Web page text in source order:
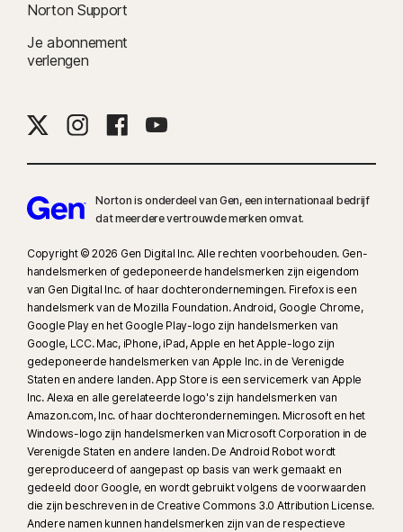
Norton Support
Je abonnement
verlengen
Norton is onderdeel van Gen, een internationaal bedrijf
dat meerdere vertrouwde merken omvat.
Copyright © 2026 Gen Digital Inc. Alle rechten voorbehouden. Gen-
handelsmerken of gedeponeerde handelsmerken zijn eigendom
van Gen Digital Inc. of haar dochterondernemingen. Firefox is een
handelsmerk van de Mozilla Foundation. Android, Google Chrome,
Google Play en het Google Play-logo zijn handelsmerken van
Google, LCC. Mac, iPhone, iPad, Apple en het Apple-logo zijn
gedeponeerde handelsmerken van Apple Inc. in de Verenigde
Staten en andere landen. App Store is een servicemerk van Apple
Inc. Alexa en alle gerelateerde logo's zijn handelsmerken van
Amazon.com, Inc. of haar dochterondernemingen. Microsoft en het
Windows-logo zijn handelsmerken van Microsoft Corporation in de
Verenigde Staten en andere landen. De Android Robot wordt
gereproduceerd of aangepast op basis van werk gemaakt en
gedeeld door Google, en wordt gebruikt volgens de voorwaarden
die zijn beschreven in de Creative Commons 3.0 Attribution License.
Andere namen kunnen handelsmerken zijn van de respectieve